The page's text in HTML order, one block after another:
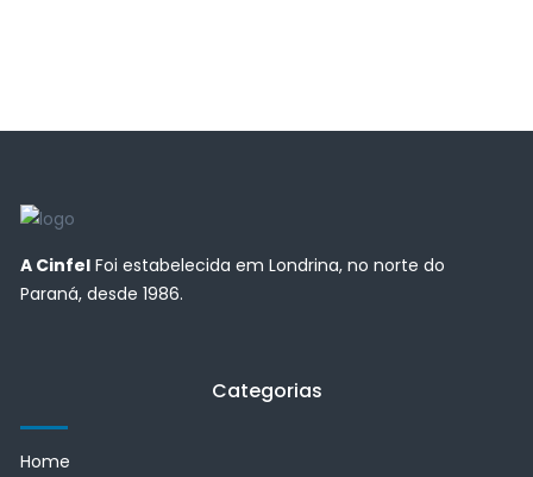
A Cinfel Foi estabelecida em Londrina, no norte do
Paraná, desde 1986.
Categorias
Home